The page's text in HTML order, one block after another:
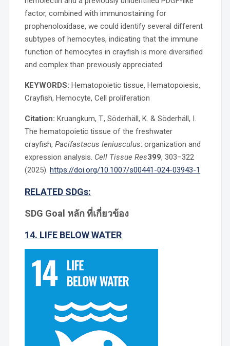
factor, combined with immunostaining for
prophenoloxidase, we could identify several different
subtypes of hemocytes, indicating that the immune
function of hemocytes in crayfish is more diversified
and complex than previously appreciated.
KEYWORDS: Hematopoietic tissue, Hematopoiesis,
Crayfish, Hemocyte, Cell proliferation
Citation: Kruangkum, T., Söderhäll, K. & Söderhäll, I.
The hematopoietic tissue of the freshwater
crayfish, Pacifastacus leniusculus: organization and
expression analysis. Cell Tissue Res399, 303–322
(2025). https://doi.org/10.1007/s00441-024-03943-1
RELATED SDGs:
SDG Goal หลัก ที่เกี่ยวข้อง
14. LIFE BELOW WATER